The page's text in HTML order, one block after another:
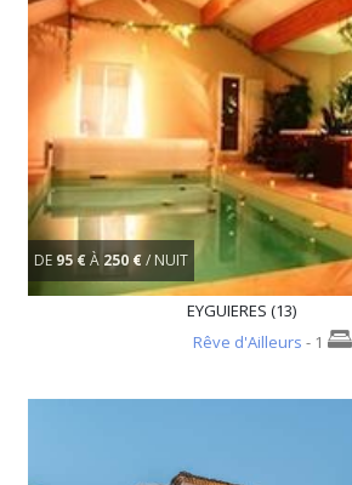
DE 95 €À 250 €/ NUIT
EYGUIERES (13)
Rêve d'Ailleurs - 1